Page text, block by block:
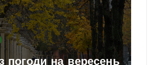
погоди на вересень